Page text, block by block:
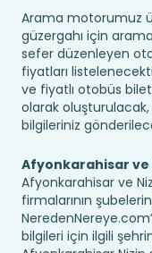
Arama motorumuz
güzergahı için
sefer düzenleyen
fiyatları
ve fiyatlı otobüs
olarak
bilgileriniz
Afyonkarahisar ve
Afyonkarahisar ve
firmalarının
bilgileri için ilgili